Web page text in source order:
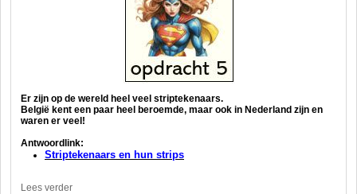
Er zijn op de wereld heel veel striptekenaars.
België kent een paar heel beroemde, maar ook in Nederland zijn en
waren er veel!
Antwoordlink:
Striptekenaars en hun strips
Lees verder